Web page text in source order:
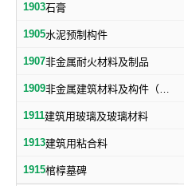
1903石膏
1905水泥预制构件
1907非金属耐火材料及制品
1909 非金属建筑材料及构件（不包括水泥预制构件）
1911建筑用玻璃及玻璃材料
1913建筑用粘合料
1915棺椁墓碑